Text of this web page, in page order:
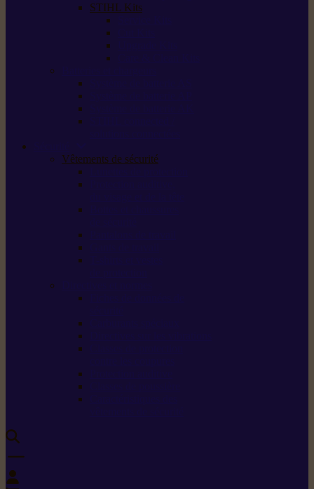
STIHL Kits
Vêtements de sécurité